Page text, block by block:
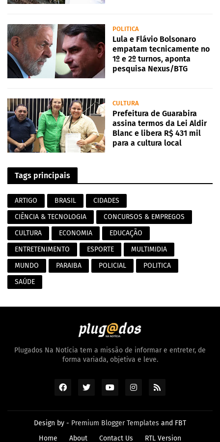
POLITICA
Lula e Flávio Bolsonaro
empatam tecnicamente no
1º e 2º turnos, aponta
pesquisa Nexus/BTG
CULTURA
Prefeitura de Guarabira
assina termos da Lei Aldir
Blanc e libera R$ 431 mil
para a cultura local
Tags principais
ARTIGO BRASIL
CIDADES
CIÊNCIA & TECNOLOGIA
CONCURSOS & EMPREGOS
CULTURA
ECONOMIA
EDUCAÇÃO
ENTRETENIMENTO
ESPORTE
MULTIMIDIA
MUNDO
PARAIBA POLICIAL
POLITICA
SAÚDE
Plugados Na Notícia tem a missão de informar e entreter, de
forma variada, objetiva e leve.
Design by - Premium Blogger Templates and FBT
Home
About Contact Us RTL Version